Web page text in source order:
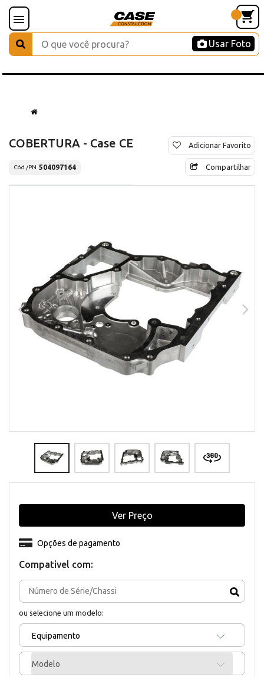
Usar Foto
COBERTURA - Case CE
Cód./PN 504097164
Adicionar Favorito
Compartilhar
Compativel com:
ou selecione um modelo:
Equipamento
Modelo
Opções de pagamento
Ver Preço